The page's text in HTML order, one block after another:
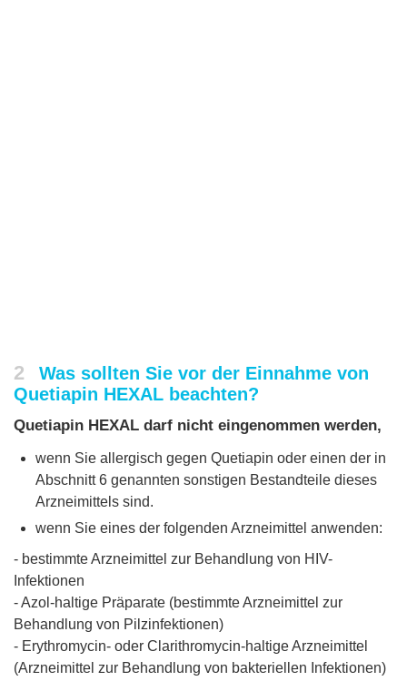
2
Was sollten Sie vor der Einnahme von
Quetiapin HEXAL beachten?
Quetiapin HEXAL darf nicht eingenommen werden,
wenn Sie allergisch gegen Quetiapin oder einen der in
Abschnitt 6 genannten sonstigen Bestandteile dieses
Arzneimittels sind.
wenn Sie eines der folgenden Arzneimittel anwenden:
- bestimmte Arzneimittel zur Behandlung von HIV-
Infektionen
- Azol-haltige Präparate (bestimmte Arzneimittel zur
Behandlung von Pilzinfektionen)
- Erythromycin- oder Clarithromycin-haltige Arzneimittel
(Arzneimittel zur Behandlung von bakteriellen Infektionen)